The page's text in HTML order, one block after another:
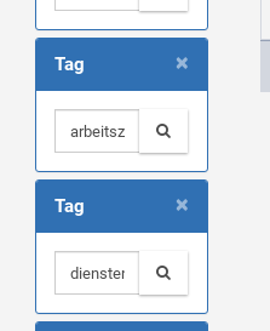
×
Tag
×
Tag